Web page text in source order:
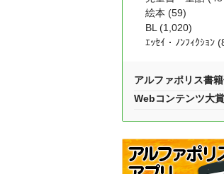
絵本 (59)
BL (1,020)
ｴｯｾｲ・ﾉﾝﾌｨｸｼｮﾝ
アルファポリス書
Webコンテンツ大